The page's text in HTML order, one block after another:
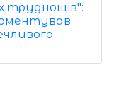
труднощів":